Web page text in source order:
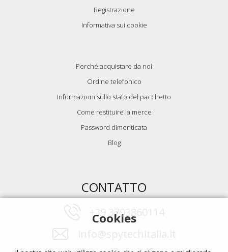
Registrazione
Informativa sui cookie
Perché acquistare da noi
Ordine telefonico
Informazioni sullo stato del pacchetto
Come restituire la merce
Password dimenticata
Blog
CONTATTO
+39 3793860114
Cookies